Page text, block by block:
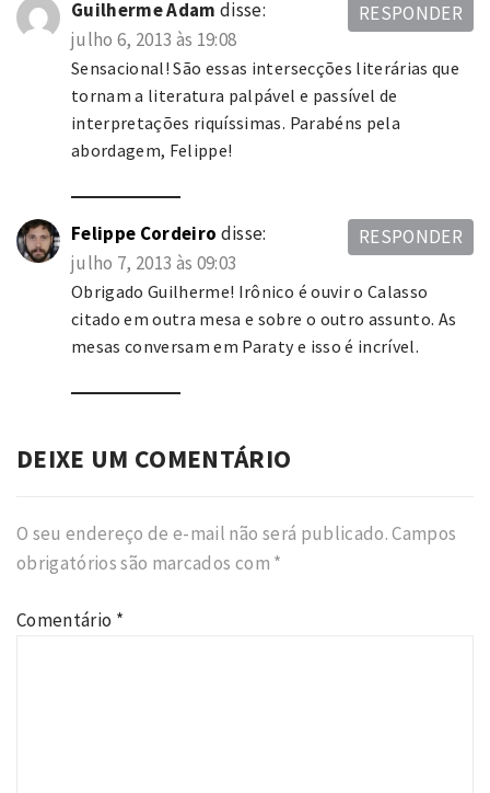
Guilherme Adam disse:
julho 6, 2013 às 19:08
Sensacional! São essas intersecções literárias que
tornam a literatura palpável e passível de
interpretações riquíssimas. Parabéns pela
abordagem, Felippe!
RESPONDER
Felippe Cordeiro disse:
julho 7, 2013 às 09:03
Obrigado Guilherme! Irônico é ouvir o Calasso
citado em outra mesa e sobre o outro assunto. As
mesas conversam em Paraty e isso é incrível.
RESPONDER
DEIXE UM COMENTÁRIO
O seu endereço de e-mail não será publicado.Campos
obrigatórios são marcados com *
Comentário *